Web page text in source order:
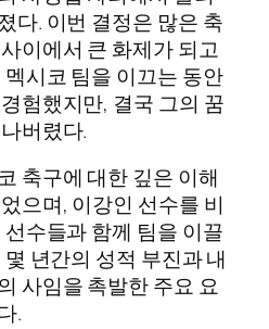
다. 이번 결정은 많은 축
이에서 큰 화제가 되고
시코 팀을 이끄는 동안
험했지만, 결국 그의 꿈
버렸다.
축구에 대한 깊은 이해
으며, 이강인 선수를 비
수들과 함께 팀을 이끌
년간의 성적 부진과 내
사임을 촉발한 주요 요
.